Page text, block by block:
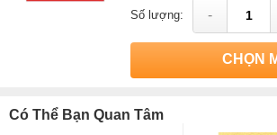
Số lượng: -
CHỌN
Có Thể Bạn Quan Tâm